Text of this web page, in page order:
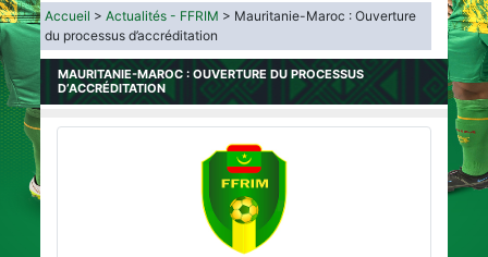
Accueil >Actualités - FFRIM > Mauritanie-Maroc : Ouverture
du processus d’accréditation
MAURITANIE-MAROC : OUVERTURE DU PROCESSUS
D’ACCRÉDITATION